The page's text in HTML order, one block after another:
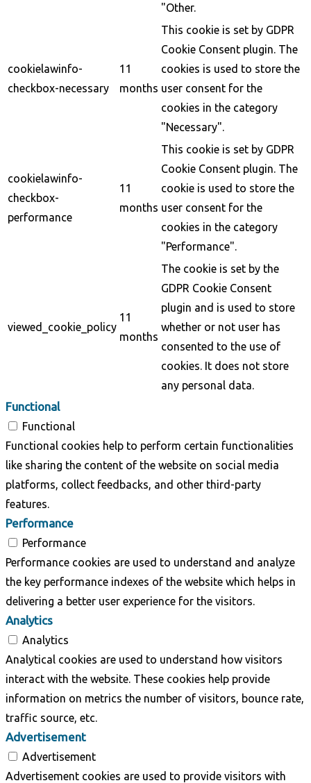
"Other.
cookielawinfo-
checkbox-necessary
11
months
This cookie is set by GDPR
Cookie Consent plugin. The
cookies is used to store the
user consent for the
cookies in the category
"Necessary".
cookielawinfo-
checkbox-
performance
11
months
This cookie is set by GDPR
Cookie Consent plugin. The
cookie is used to store the
user consent for the
cookies in the category
"Performance".
viewed_cookie_policy
11
months
The cookie is set by the
GDPR Cookie Consent
plugin and is used to store
whether or not user has
consented to the use of
cookies. It does not store
any personal data.
Functional
Functional
Functional cookies help to perform certain functionalities
like sharing the content of the website on social media
platforms, collect feedbacks, and other third-party
features.
Performance
Performance
Performance cookies are used to understand and analyze
the key performance indexes of the website which helps in
delivering a better user experience for the visitors.
Analytics
Analytics
Analytical cookies are used to understand how visitors
interact with the website. These cookies help provide
information on metrics the number of visitors, bounce rate,
traffic source, etc.
Advertisement
Advertisement
Advertisement cookies are used to provide visitors with